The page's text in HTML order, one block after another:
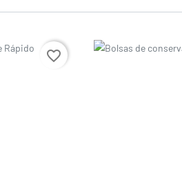
favorite_border Precio